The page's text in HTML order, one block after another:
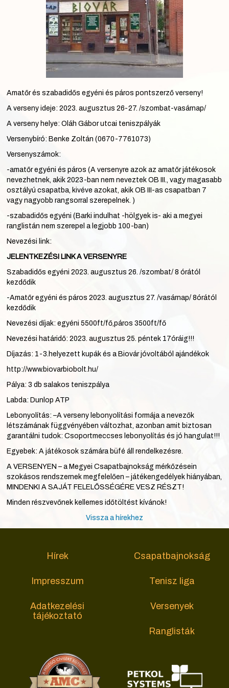
Amatőr és szabadidős egyéni és páros pontszerző verseny!
A verseny ideje: 2023. augusztus 26-27. /szombat-vasárnap/
A verseny helye: Oláh Gábor utcai teniszpályák
Versenybíró: Benke Zoltán (0670-7761073)
Versenyszámok:
-amatőr egyéni és páros (A versenyre azok az amatőr játékosok
nevezhetnek, akik 2023-ban nem neveztek OB III., vagy magasabb
osztályú csapatba, kivéve azokat, akik OB III-as csapatban 7
vagy nagyobb rangsorral szerepelnek. )
-szabadidős egyéni (Barki indulhat -hölgyek is- aki a megyei
ranglistán nem szerepel a legjobb 100-ban)
Nevezési link:
JELENTKEZÉSI LINK A VERSENYRE
Szabadidős egyéni 2023. augusztus 26. /szombat/ 8 órától
kezdődik
-Amatőr egyéni és páros 2023. augusztus 27. /vasárnap/ 8órától
kezdődik
Nevezési díjak: egyéni 5500ft/fő,páros 3500ft/fő
Nevezési határidő: 2023. augusztus 25. péntek 17óráig!!!
Díjazás: 1-3.helyezett kupák és a Biovár jóvoltából ajándékok
http://www.biovarbiobolt.hu/
Pálya: 3 db salakos teniszpálya
Labda: Dunlop ATP
Lebonyolítás: –A verseny lebonyolítási formája a nevezők
létszámának függvényében változhat, azonban amit biztosan
garantálni tudok: Csoportmeccses lebonyolítás és jó hangulat!!!
Egyebek: A játékosok számára büfé áll rendelkezésre.
A VERSENYEN – a Megyei Csapatbajnokság mérkőzésein
szokásos rendszernek megfelelően – játékengedélyek hiányában,
MINDENKI A SAJÁT FELELŐSSÉGÉRE VESZ RÉSZT!
Minden részvevőnek kellemes időtöltést kívánok!
Vissza a hírekhez
Hírek
Impresszum
Adatkezelési
tájékoztató
Csapatbajnokság
Tenisz liga
Versenyek
Ranglisták